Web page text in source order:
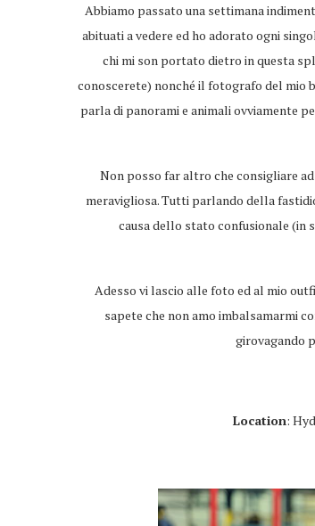
Abbiamo passato una settimana
abituati a vedere ed ho adorato ogni
chi mi son portato dietro in questa
conoscerete) nonché il fotografo del mio
parla di panorami e animali ovviamente
Non posso far altro che consigliare
meravigliosa. Tutti parlando della
causa dello stato confusionale (in
Adesso vi lascio alle foto ed al mio
sapete che non amo imbalsamarmi
girovagando
Location: